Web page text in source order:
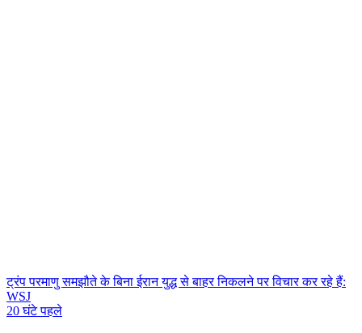
ट्रंप परमाणु समझौते के बिना ईरान युद्ध से बाहर निकलने पर विचार कर रहे हैं:
WSJ
20 घंटे पहले